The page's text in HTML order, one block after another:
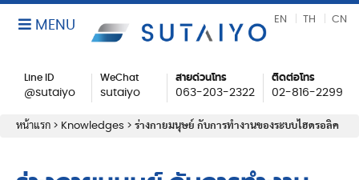
Line ID
@sutaiyo
WeChat
sutaiyo
สายด่วนโทร
063-203-2322
ติดต่อโทร
02-816-2299
MENU EN TH CN
หน้าแรก > Knowledges > ร่างกายมนุษย์ กับการทำงานของระบบไฮดรอลิค